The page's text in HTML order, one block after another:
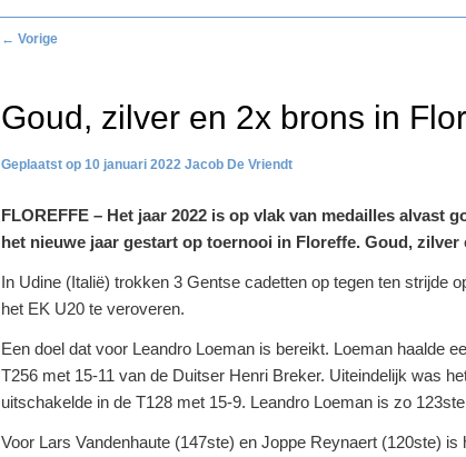
Bericht
← Vorige
Goud, zilver en 2x brons in
10 januari 2022 Jacob De Vriendt
FLOREFFE – Het jaar 2022 is op vlak van medailles alvast
het nieuwe jaar gestart op toernooi in Floreffe. Goud,
In Udine (Italië) trokken 3 Gentse cadetten op tegen ten strijde
het EK U20 te veroveren.
Een doel dat voor Leandro Loeman is bereikt. Loeman haalde
T256 met 15-11 van de Duitser Henri Breker. Uiteindelijk was
uitschakelde in de T128 met 15-9. Leandro Loeman is zo
Voor Lars Vandenhaute (147ste) en Joppe Reynaert (120ste)